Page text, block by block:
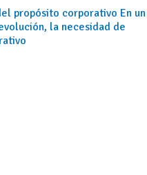
propósito corporativo En un
la necesidad de